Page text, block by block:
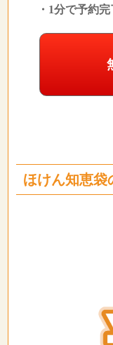
・1分で予約
ほけん知恵袋